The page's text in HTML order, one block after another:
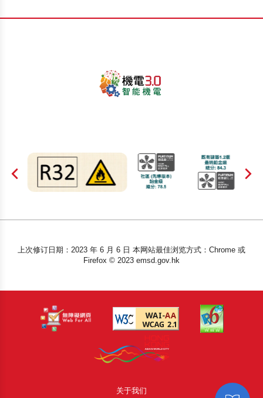
上次修订日期：2023 年 6 月 6 日 本网站最佳浏览方式：Chrome 或
Firefox © 2023 emsd.gov.hk
关于我们